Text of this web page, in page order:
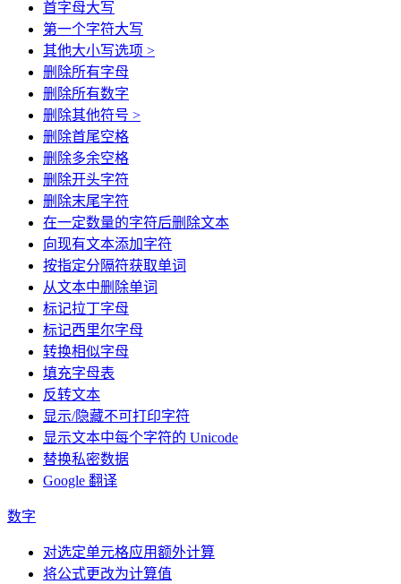
首字母大写
第一个字符大写
其他大小写选项 >
删除所有字母
删除所有数字
删除其他符号 >
删除首尾空格
删除多余空格
删除开头字符
删除末尾字符
在一定数量的字符后删除文本
向现有文本添加字符
按指定分隔符获取单词
从文本中删除单词
标记拉丁字母
标记西里尔字母
转换相似字母
填充字母表
反转文本
显示/隐藏不可打印字符
显示文本中每个字符的 Unicode
替换私密数据
Google 翻译
数字
对选定单元格应用额外计算
将公式更改为计算值